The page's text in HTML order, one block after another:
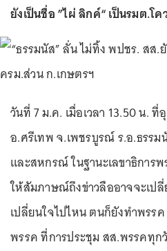
ยังเป็นชื่อ ”ไผ่ ลิกค์“ เป็นรมต.โ
วันที่ 7 ม.ค. เมื่อเวลา 13.50 น.
อ.ศรีเทพ จ.เพชรบูรณ์ ร.อ.ธรรม
และสหกรณ์ ในฐานะเลขาธิการ
ให้สัมภาษณ์ถึงข่าวลืออาจจะเป
เปลี่ยนใจไปไหน ตนก็ยังทำพรร
พรรค ที่การประชุม สส.พรรคทุ